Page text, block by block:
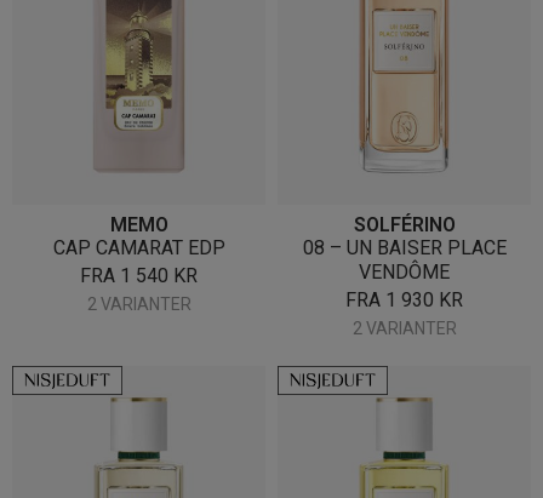
MEMO
CAP CAMARAT EDP
FRA 1 540 KR
2 VARIANTER
SOLFÉRINO
08 – UN BAISER PLACE
VENDÔME
FRA 1 930 KR
2 VARIANTER